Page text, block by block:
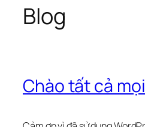
Blog
Chào tất cả